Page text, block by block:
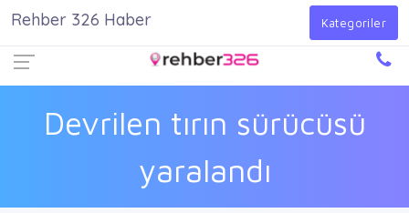
Giriş Yap
Devrilen tırın sürücüsü
yaralandı
Rehber 326 Haber Kategoriler